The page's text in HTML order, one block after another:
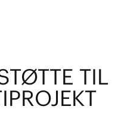
TIL